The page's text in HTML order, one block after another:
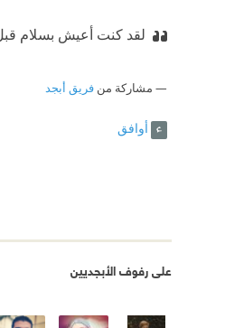
لقد كنت أعيش بسلام
مشاركة منفريق أبجد
أوافق
على رفوف الأبجديين